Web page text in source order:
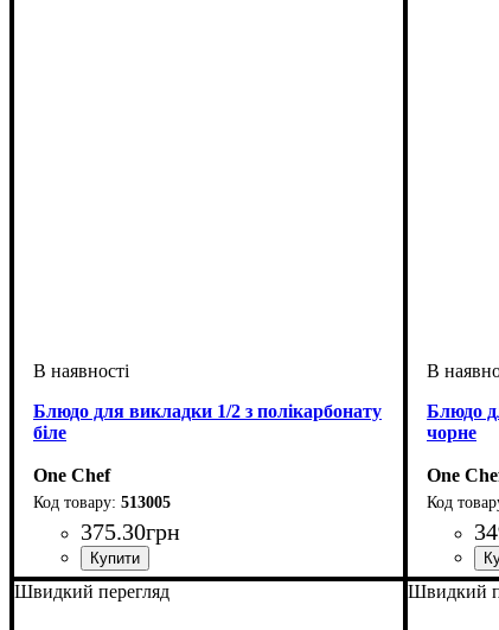
Блюдо для викладки 1/2 з полікарбонату
біле
One Chef
513005
375.30грн
Блюдо
чорне
One
Швидкий перегляд Швидкий